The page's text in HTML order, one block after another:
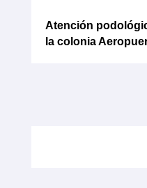
Atención
la colonia